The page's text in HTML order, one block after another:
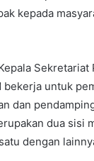
kepada
Sekretariat
bekerja untuk
dan
dua sisi
dengan